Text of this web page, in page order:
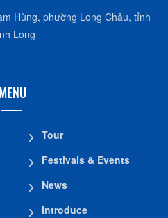
Hùng, phường Long Châu, tỉnh
Long
MENU
Tour
Festivals & Events
News
Introduce